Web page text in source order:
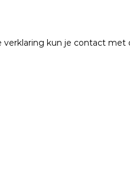
kun je contact met